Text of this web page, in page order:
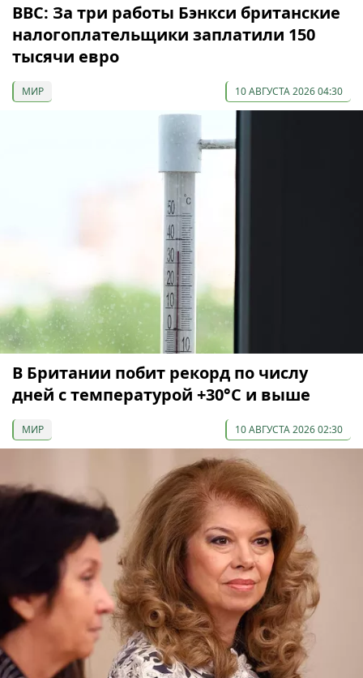
ВВС: За три работы Бэнкси британские
налогоплательщики заплатили 150
тысячи евро
МИР 10 АВГУСТА 2026 04:30
В Британии побит рекорд по числу
дней с температурой +30°C и выше
МИР 10 АВГУСТА 2026 02:30